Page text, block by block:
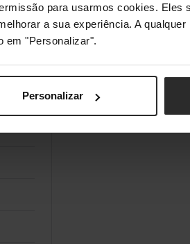
para usarmos cookies. Eles
a sua experiência. A
em "Personalizar".
Personalizar